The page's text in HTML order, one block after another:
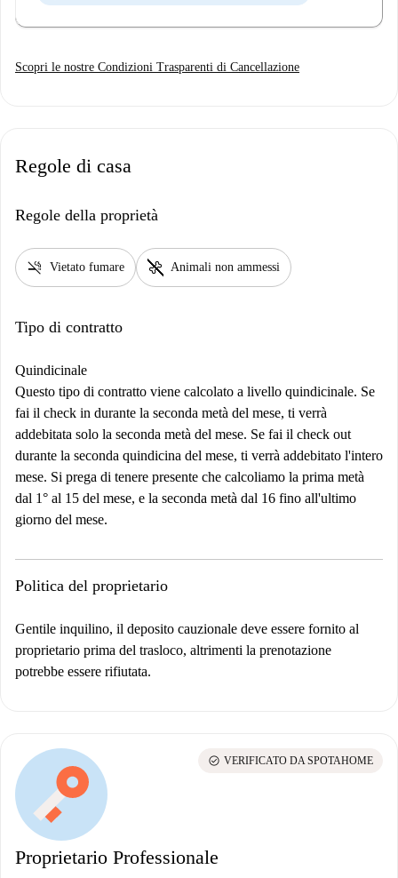
Scopri le nostre Condizioni Trasparenti di Cancellazione
Regole di casa
Regole della proprietà
smoke_free Vietato fumare pet_supplies Animali non ammessi
Tipo di contratto
Quindicinale
Questo tipo di contratto viene calcolato a livello quindicinale. Se
fai il check in durante la seconda metà del mese, ti verrà
addebitata solo la seconda metà del mese. Se fai il check out
durante la seconda quindicina del mese, ti verrà addebitato l'intero
mese. Si prega di tenere presente che calcoliamo la prima metà
dal 1° al 15 del mese, e la seconda metà dal 16 fino all'ultimo
giorno del mese.
Politica del proprietario
Gentile inquilino, il deposito cauzionale deve essere fornito al
proprietario prima del trasloco, altrimenti la prenotazione
potrebbe essere rifiutata.
Proprietario Professionale
check_circle VERIFICATO DA SPOTAHOME